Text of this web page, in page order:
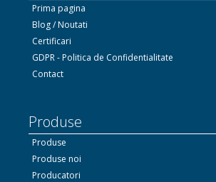
Prima pagina
Blog / Noutati
Certificari
GDPR - Politica de Confidentialitate
Contact
Produse
Produse
Produse noi
Producatori